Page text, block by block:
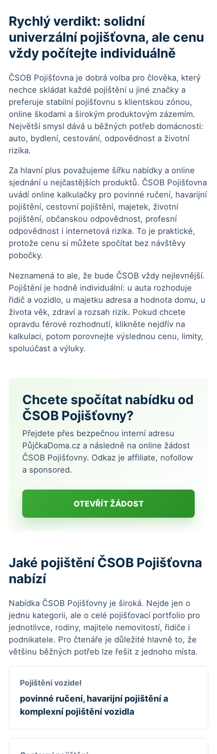
Rychlý verdikt: solidní
univerzální pojišťovna, ale cenu
vždy počítejte individuálně
ČSOB Pojišťovna je dobrá volba pro člověka, který
nechce skládat každé pojištění u jiné značky a
preferuje stabilní pojišťovnu s klientskou zónou,
online škodami a širokým produktovým zázemím.
Největší smysl dává u běžných potřeb domácnosti:
auto, bydlení, cestování, odpovědnost a životní
rizika.
Za hlavní plus považujeme šířku nabídky a online
sjednání u nejčastějších produktů. ČSOB Pojišťovna
uvádí online kalkulačky pro povinné ručení, havarijní
pojištění, cestovní pojištění, majetek, životní
pojištění, občanskou odpovědnost, profesní
odpovědnost i internetová rizika. To je praktické,
protože cenu si můžete spočítat bez návštěvy
pobočky.
Neznamená to ale, že bude ČSOB vždy nejlevnější.
Pojištění je hodně individuální: u auta rozhoduje
řidič a vozidlo, u majetku adresa a hodnota domu, u
života věk, zdraví a rozsah rizik. Pokud chcete
opravdu férové rozhodnutí, klikněte nejdřív na
kalkulaci, potom porovnejte výslednou cenu, limity,
spoluúčast a výluky.
Chcete spočítat nabídku od
ČSOB Pojišťovny?
Přejdete přes bezpečnou interní adresu
PůjčkaDoma.cz a následně na online žádost
ČSOB Pojišťovny. Odkaz je affiliate, nofollow
a sponsored.
OTEVŘÍT ŽÁDOST
Jaké pojištění ČSOB Pojišťovna
nabízí
Nabídka ČSOB Pojišťovny je široká. Nejde jen o
jednu kategorii, ale o celé pojišťovací portfolio pro
jednotlivce, rodiny, majitele nemovitostí, řidiče i
podnikatele. Pro čtenáře je důležité hlavně to, že
většinu běžných potřeb lze řešit z jednoho místa.
Pojištění vozidel
povinné ručení, havarijní pojištění a
komplexní pojištění vozidla